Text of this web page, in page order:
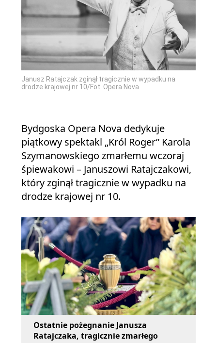
Janusz Ratajczak zginął tragicznie w wypadku na
drodze krajowej nr 10/Fot. Opera Nova
Bydgoska Opera Nova dedykuje
piątkowy spektakl „Król Roger” Karola
Szymanowskiego zmarłemu wczoraj
śpiewakowi – Januszowi Ratajczakowi,
który zginął tragicznie w wypadku na
drodze krajowej nr 10.
Ostatnie pożegnanie Janusza
Ratajczaka, tragicznie zmarłego